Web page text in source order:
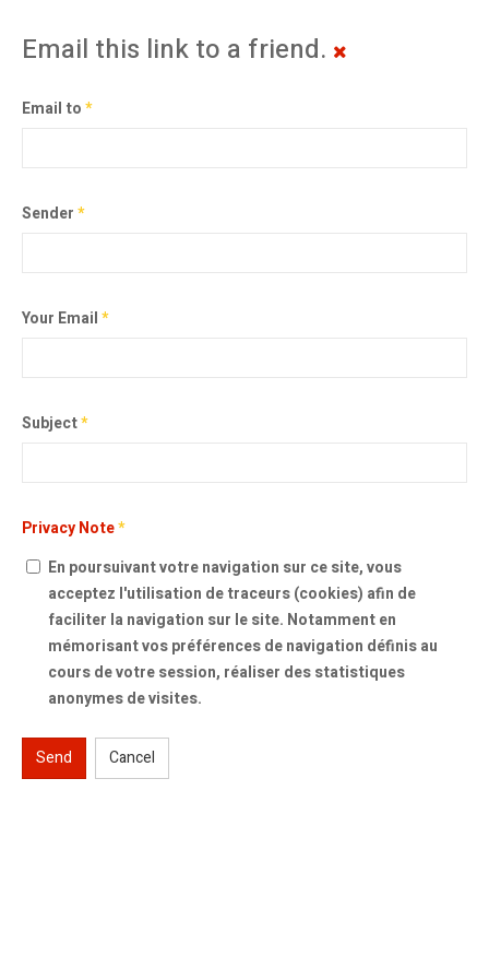
Email this link to a friend.
Email to*
Sender*
Your Email*
Subject*
Privacy Note*
En poursuivant votre navigation sur ce site, vous
acceptez l'utilisation de traceurs (cookies) afin de
faciliter la navigation sur le site. Notamment en
mémorisant vos préférences de navigation définis au
cours de votre session, réaliser des statistiques
anonymes de visites.
Send Cancel